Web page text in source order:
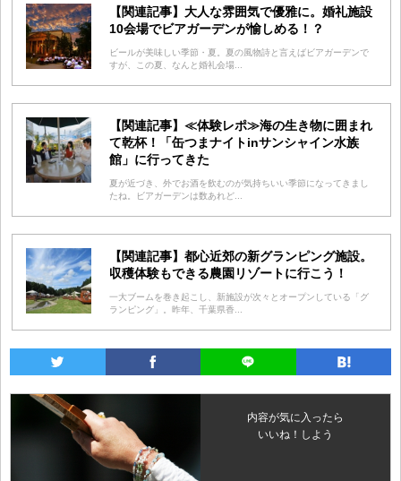
【関連記事】大人な雰囲気で優雅に。婚礼施設
10会場でビアガーデンが愉しめる！？
ビールが美味しい季節・夏。夏の風物詩と言えばビアガーデンで
すが、この夏、なんと婚礼会場...
【関連記事】≪体験レポ≫海の生き物に囲まれ
て乾杯！「缶つまナイトinサンシャイン水族
館」に行ってきた
夏が近づき、外でお酒を飲むのが気持ちいい季節になってきまし
たね。ビアガーデンは数あれど...
【関連記事】都心近郊の新グランピング施設。
収穫体験もできる農園リゾートに行こう！
一大ブームを巻き起こし、新施設が次々とオープンしている「グ
ランピング」。昨年、千葉県香...
内容が気に入ったら
いいね！しよう